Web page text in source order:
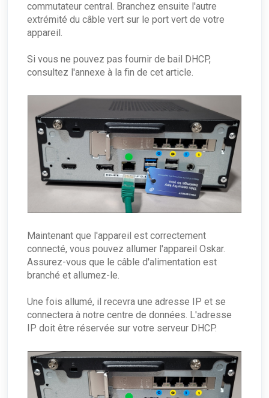
commutateur central. Branchez ensuite l'autre
extrémité du câble vert sur le port vert de votre
appareil.
Si vous ne pouvez pas fournir de bail DHCP,
consultez l'annexe à la fin de cet article.
Maintenant que l'appareil est correctement
connecté, vous pouvez allumer l'appareil Oskar.
Assurez-vous que le câble d'alimentation est
branché et allumez-le.
Une fois allumé, il recevra une adresse IP et se
connectera à notre centre de données. L'adresse
IP doit être réservée sur votre serveur DHCP.